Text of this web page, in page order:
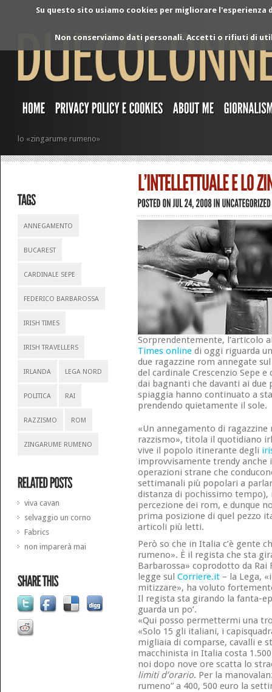
Su questo sito usiamo cookies per migliorare
Non conserviamo dati personali. Accetti o rifiuti di
lo «zingarume rumeno»
ANNEGAMENTO
BUCAREST
CARDINALE SEPE
FEDERICO BARBAROSSA
IRISH TIMES
IRISH TRAVELLERS
IRLANDA LEGA NORD
POLITICA RAI
RAZZISMO ROM
ZINGARUME RUMENO
viva cavan
selvaggio un corno
Fabrics
non imparerà mai
Sorprendentemente, l’articolo
Times onlinedi oggi riguarda
due ragazzine rom annegate
del cardinale Crescenzio Sepe
dai bagnanti che davanti ai
spiaggia hanno continuato a
prendendo quietamente il sole.
«Un annegamento di
razzismo», titola il quotidiano
vive il popolo itinerante degli
improvvisamente trendy anche
operazioni strane che
settimanali più popolari a
distanza di pochissimo tempo),
percezione dei rom, e dunque
prima posizione di quel pezzo
articoli più letti.
Però so che in Italia c’è gente
rumeno». È il regista che sta
Barbarossa» coprodotto da Rai
legge sul Corriere.it– la Lega,
mitizzare», ha voluto
Il regista sta girando la fanta-
guarda un po’.
«Qui posso permettermi una
«Solo 15 gli italiani, i
migliaia di comparse, cavalli e
macchinista in Italia costa
noi dopo nove ore scatta lo
limiti d’orario. Per la
rumeno” a 400, 500 euro la